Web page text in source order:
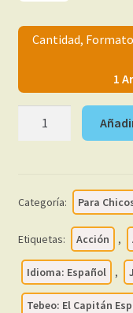
Cantidad,
1
Maga
Colección
Completa
Categoría: Para
Etiquetas: Acción ,
Idioma: Español ,
Tebeo: El Capitán